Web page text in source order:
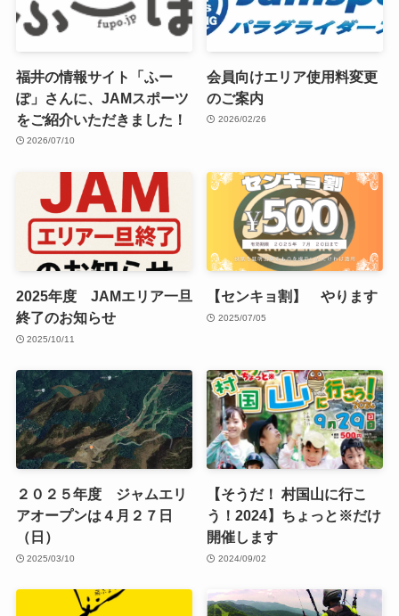
福井の情報サイト「ふー
ぽ」さんに、JAMスポーツ
をご紹介いただきました！
2026/07/10
会員向けエリア使用料変更
のご案内
2026/02/26
2025年度 JAMエリア一旦
終了のお知らせ
2025/10/11
【センキョ割】 やります
2025/07/05
２０２５年度 ジャムエリ
アオープンは４月２７日
（日）
2025/03/10
【そうだ！ 村国山に行こ
う！2024】ちょっと※だけ
開催します
2024/09/02